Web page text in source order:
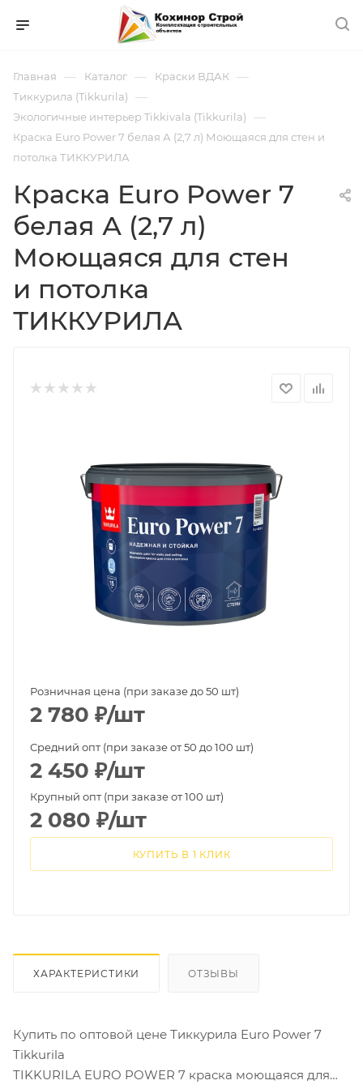
Главная — Каталог — Краски ВДАК —
Тиккурила (Tikkurila) —
Экологичные интерьер Tikkivala (Tikkurila) —
Краска Euro Power 7 белая А (2,7 л) Моющаяся для стен и
потолка ТИККУРИЛА
Краска Euro Power 7
белая А (2,7 л)
Моющаяся для стен
и потолка
ТИККУРИЛА
Розничная цена (при заказе до 50 шт)
2 780 ₽/шт
Средний опт (при заказе от 50 до 100 шт)
2 450 ₽/шт
Крупный опт (при заказе от 100 шт)
2 080 ₽/шт
КУПИТЬ В 1 КЛИК
ХАРАКТЕРИСТИКИ ОТЗЫВЫ
Купить по оптовой цене Тиккурила Euro Power 7
Tikkurila
TIKKURILA EURO POWER 7 краска моющаяся для